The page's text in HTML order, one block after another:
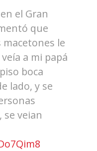
el Gran
que
le
a mi papá
boca
lado, y se
veian